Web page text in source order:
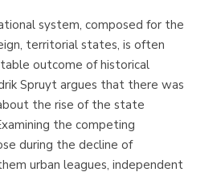
Librería Kolima
(Madrid)
Librería Proteo
(Málaga)
system, composed for the
territorial states, is often
outcome of historical
Spruyt argues that there was
the rise of the state
the competing
during the decline of
urban leagues, independent